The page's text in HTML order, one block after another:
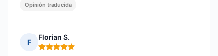
Opinión traducida
F
Florian S.
Nota: 5 de 5